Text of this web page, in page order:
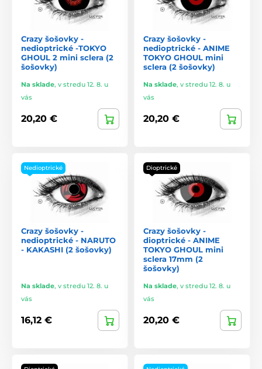
Crazy šošovky -
nedioptrické -TOKYO
GHOUL 2 mini sclera (2
šošovky)
Na sklade, v stredu 12. 8. u
vás
20,20 €
Crazy šošovky -
nedioptrické - ANIME
TOKYO GHOUL mini
sclera (2 šošovky)
Na sklade, v stredu 12. 8. u
vás
20,20 €
Nedioptrické
Crazy šošovky -
nedioptrické - NARUTO
- KAKASHI (2 šošovky)
Na sklade, v stredu 12. 8. u
vás
16,12 €
Dioptrické
Crazy šošovky -
dioptrické - ANIME
TOKYO GHOUL mini
sclera 17mm (2
šošovky)
Na sklade, v stredu 12. 8. u
vás
20,20 €